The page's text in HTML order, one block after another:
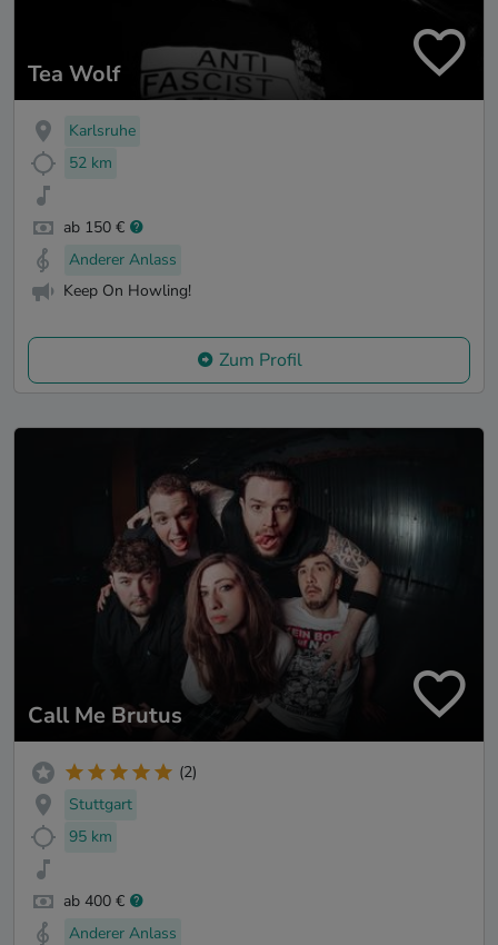
Tea Wolf
Karlsruhe
52 km
ab 150 €
Anderer Anlass
Keep On Howling!
Zum Profil
Call Me Brutus
(2)
Stuttgart
95 km
ab 400 €
Anderer Anlass